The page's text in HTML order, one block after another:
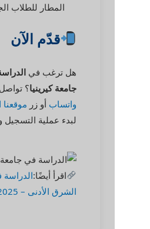
المطار للطلاب الجدد
قدّم الآن
هل ترغب فيالدراسة في
جامعة كيرينيا؟ تواصل معنا عبر
أو زرموقعنا الرسمي
لبدء عملية التسجيل والقبول.
اقرأ أيضًا:الدراسة في جامعة
الشرق الأدنى – 2025